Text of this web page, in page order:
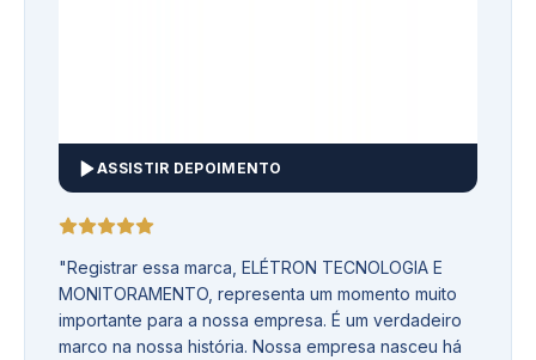
ASSISTIR DEPOIMENTO
"Registrar essa marca, ELÉTRON TECNOLOGIA E
MONITORAMENTO, representa um momento muito
importante para a nossa empresa. É um verdadeiro
marco na nossa história. Nossa empresa nasceu há